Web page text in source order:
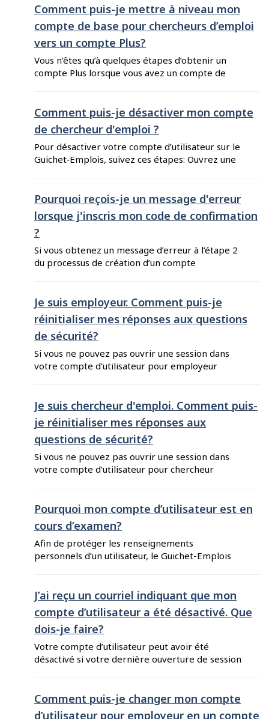
personne à qui ces renseignements
appartiennent, conformément à l’Énoncé de
confidentialité et conditions d’utilisation du
Guichet-Emplois. Un compte d’utilisateur
contient des renseignements personnels et ne
doit être utilisé que ...
Comment puis-je mettre à niveau mon
compte de base pour chercheurs d’emploi
vers un compte Plus?
Vous n’êtes qu’à quelques étapes d’obtenir un
compte Plus lorsque vous avez un compte de
renseignements personnels pour vous
identifier. Voici la marche à suivre pour mettre
à niveau votre compte vers un compte Plus :
Rendez-vous sur Guichet-Emplois pour
chercheurs d’emploi et ouvrez ...
Comment puis-je désactiver mon compte
de chercheur d'emploi ?
Pour désactiver votre compte d’utilisateur sur le
Guichet‑Emplois, suivez ces étapes: Ouvrez une
supérieur droit de la page, puis sur « Mon
compte d’utilisateur ». Sélectionnez l’onglet «
Désactivation du compte d’utilisateur », et
cliquez sur le bouton « Désactiver mon compte
d’utilisateur ». Une fenêtre de confirmation ...
Pourquoi reçois-je un message d'erreur
lorsque j'inscris mon code de confirmation
?
Si vous obtenez un message d’erreur à l’étape 2
du processus de création d’un compte
solutions possibles : Assurez-vous d’inscrire le
code correctement. Si vous avez utilisé la
fonction « copier-coller » pour entrer votre
code, la présence d’un caractère caché
supplémentaire pourrait ...
Je suis employeur. Comment puis-je
réinitialiser mes réponses aux questions
de sécurité?
Si vous ne pouvez pas ouvrir une session dans
votre compte d’utilisateur pour employeur
réinitialiser en suivant ces étapes : 1. Rendez-
vous sur le Guichet-Emplois pour employeurs et
entrez l’adresse courriel et le mot de passe
utilisés lorsque vous avez ...
Je suis chercheur d'emploi. Comment puis-
je réinitialiser mes réponses aux
questions de sécurité?
Si vous ne pouvez pas ouvrir une session dans
votre compte d’utilisateur pour chercheur
les réinitialiser en suivant ces étapes : Rendez-
vous sur le Guichet-Emplois pour chercheurs
d’emploi et entrez l’adresse courriel utilisée
lorsque vous avez créé votre compte ...
Pourquoi mon compte d’utilisateur est en
cours d’examen?
Afin de protéger les renseignements
personnels d’un utilisateur, le Guichet-Emplois
appartient, conformément aux Conditions
d’utilisation du Guichet-Emplois. Pendant que
votre compte est en cours d’examen, vous ne
pourrez pas ouvrir une session sur le Guichet-
Emplois. Un compte ...
J’ai reçu un courriel indiquant que mon
compte d’utilisateur a été désactivé. Que
dois-je faire?
Votre compte d’utilisateur peut avoir été
désactivé si votre dernière ouverture de session
le Guichet-Emplois pour chercheurs d’emploi ou
le Guichet-Emplois pour employeurs en entrant
Comment puis-je changer mon compte
d’utilisateur pour employeur en un compte